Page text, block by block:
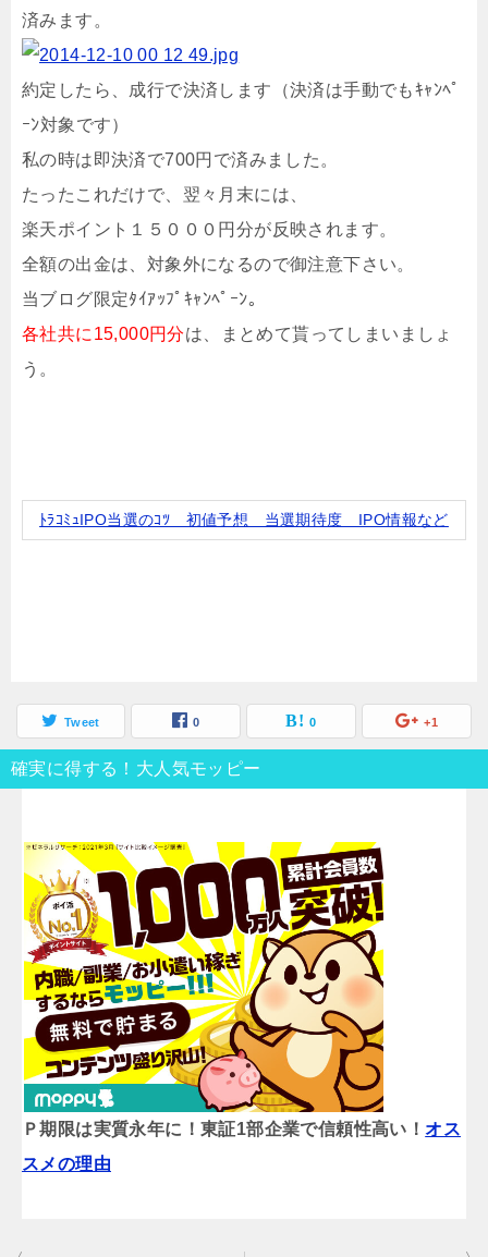
済みます。
約定したら、成行で決済します（決済は手動でもｷｬﾝﾍﾟ
ｰﾝ対象です）
私の時は即決済で700円で済みました。
たったこれだけで、翌々月末には、
楽天ポイント１５０００円分が反映されます。
全額の出金は、対象外になるので御注意下さい。
当ブログ限定ﾀｲｱｯﾌﾟｷｬﾝﾍﾟｰﾝ。
各社共に15,000円分は、まとめて貰ってしまいましょ
う。
ﾄﾗｺﾐｭIPO当選のｺﾂ 初値予想 当選期待度 IPO情報など
Tweet 0 0 +1
確実に得する！大人気モッピー
Ｐ期限は実質永年に！東証1部企業で信頼性高い！オス
スメの理由